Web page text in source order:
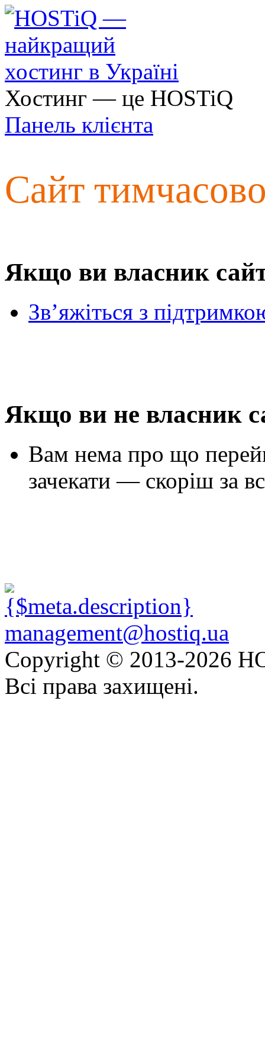
Хостинг — це HOSTiQ
Панель клієнта
Сайт
Якщо ви власник
Зв’яжіться з
Якщо ви не власник
Вам нема про що
зачекати — скоріш за
management@hostiq.ua
Copyright © 2013-2026
Всі права захищені.